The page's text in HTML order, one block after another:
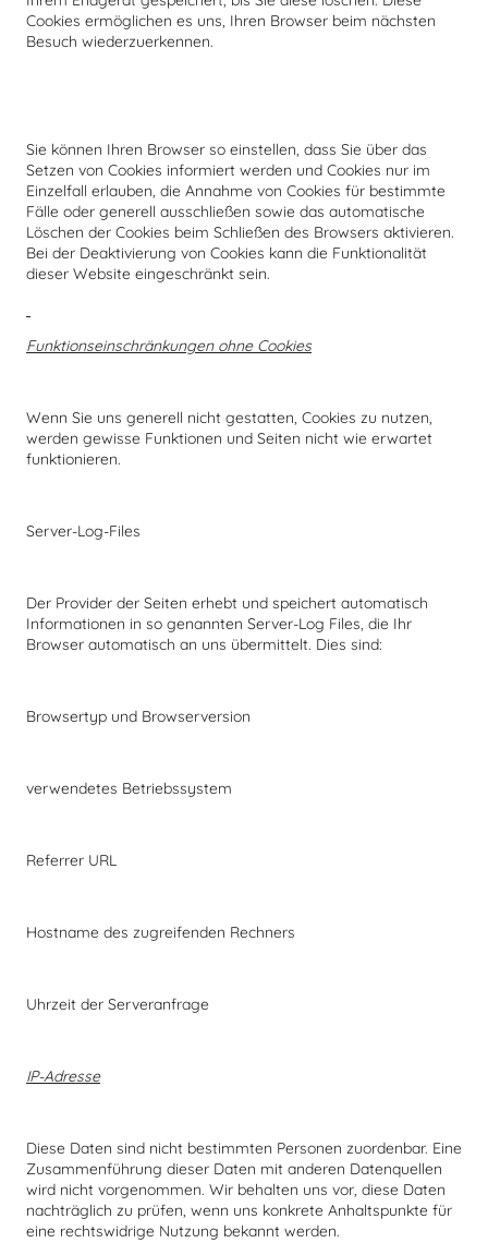
Cookies ermöglichen es uns, Ihren Browser beim nächsten
Besuch wiederzuerkennen.
Sie können Ihren Browser so einstellen, dass Sie über das
Setzen von Cookies informiert werden und Cookies nur im
Einzelfall erlauben, die Annahme von Cookies für bestimmte
Fälle oder generell ausschließen sowie das automatische
Löschen der Cookies beim Schließen des Browsers aktivieren.
Bei der Deaktivierung von Cookies kann die Funktionalität
dieser Website eingeschränkt sein.
Funktionseinschränkungen ohne Cookies
Wenn Sie uns generell nicht gestatten, Cookies zu nutzen,
werden gewisse Funktionen und Seiten nicht wie erwartet
funktionieren.
Server-Log-Files
Der Provider der Seiten erhebt und speichert automatisch
Informationen in so genannten Server-Log Files, die Ihr
Browser automatisch an uns übermittelt. Dies sind:
Browsertyp und Browserversion
verwendetes Betriebssystem
Referrer URL
Hostname des zugreifenden Rechners
Uhrzeit der Serveranfrage
IP-Adresse
Diese Daten sind nicht bestimmten Personen zuordenbar. Eine
Zusammenführung dieser Daten mit anderen Datenquellen
wird nicht vorgenommen. Wir behalten uns vor, diese Daten
nachträglich zu prüfen, wenn uns konkrete Anhaltspunkte für
eine rechtswidrige Nutzung bekannt werden.